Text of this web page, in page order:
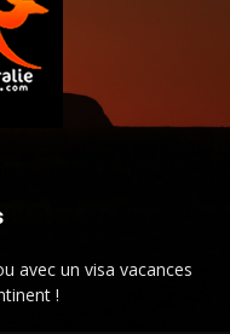
avec un visa vacances
!